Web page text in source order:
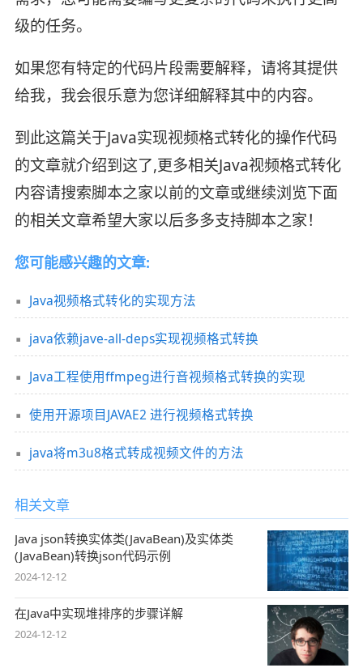
级的任务。
如果您有特定的代码片段需要解释，请将其提供
给我，我会很乐意为您详细解释其中的内容。
到此这篇关于Java实现视频格式转化的操作代码
的文章就介绍到这了,更多相关Java视频格式转化
内容请搜索脚本之家以前的文章或继续浏览下面
的相关文章希望大家以后多多支持脚本之家！
您可能感兴趣的文章:
Java视频格式转化的实现方法
java依赖jave-all-deps实现视频格式转换
Java工程使用ffmpeg进行音视频格式转换的实现
使用开源项目JAVAE2 进行视频格式转换
java将m3u8格式转成视频文件的方法
相关文章
Java json转换实体类(JavaBean)及实体类
(JavaBean)转换json代码示例
2024-12-12
在Java中实现堆排序的步骤详解
2024-12-12